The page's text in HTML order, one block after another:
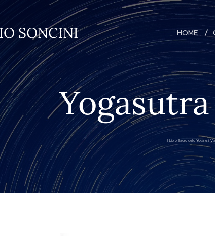
SONCINI HOME
Il Libro Sacro dello Yoga e il